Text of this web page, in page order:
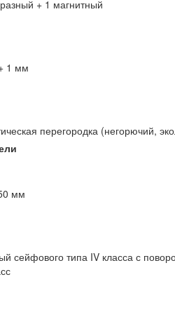
+ 1 магнитный
1 мм
перегородка (негорючий,
мм
сейфового типа IV класса с